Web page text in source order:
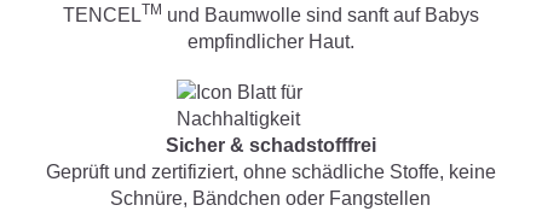
TENCELTM und Baumwolle sind sanft auf Babys
empfindlicher Haut.
Sicher & schadstofffrei
Geprüft und zertifiziert, ohne schädliche Stoffe, keine
Schnüre, Bändchen oder Fangstellen